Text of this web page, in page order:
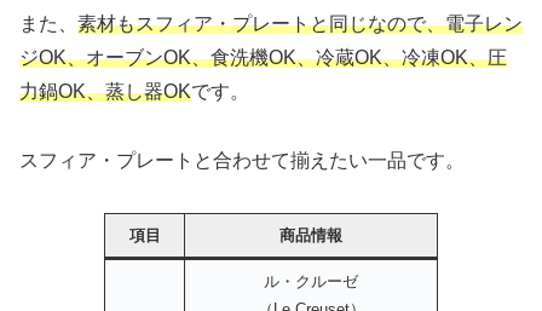
また、 素材もスフィア・プレートと同じなので、電子レン
ジOK、オーブンOK、食洗機OK、冷蔵OK、冷凍OK、圧
力鍋OK、蒸し器OKです。
スフィア・プレートと合わせて揃えたい一品です。
項目 商品情報
ル・クルーゼ